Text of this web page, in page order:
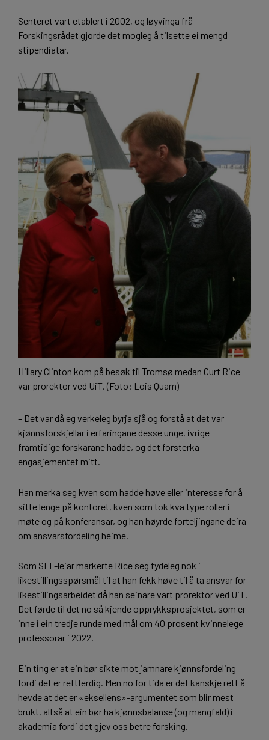
Senteret vart etablert i 2002, og løyvinga frå
Forskingsrådet gjorde det mogleg å tilsette ei mengd
stipendiatar.
Hillary Clinton kom på besøk til Tromsø medan Curt Rice
var prorektor ved UiT. (Foto: Lois Quam)
– Det var då eg verkeleg byrja sjå og forstå at det var
kjønnsforskjellar i erfaringane desse unge, ivrige
framtidige forskarane hadde, og det forsterka
engasjementet mitt.
Han merka seg kven som hadde høve eller interesse for å
sitte lenge på kontoret, kven som tok kva type roller i
møte og på konferansar, og han høyrde forteljingane deira
om ansvarsfordeling heime.
Som SFF-leiar markerte Rice seg tydeleg nok i
likestillingsspørsmål til at han fekk høve til å ta ansvar for
likestillingsarbeidet då han seinare vart prorektor ved UiT.
Det førde til det no så kjende opprykksprosjektet, som er
inne i ein tredje runde med mål om 40 prosent kvinnelege
professorar i 2022.
Ein ting er at ein bør sikte mot jamnare kjønnsfordeling
fordi det er rettferdig. Men no for tida er det kanskje rett å
hevde at det er «eksellens»-argumentet som blir mest
brukt, altså at ein bør ha kjønnsbalanse (og mangfald) i
akademia fordi det gjev oss betre forsking.